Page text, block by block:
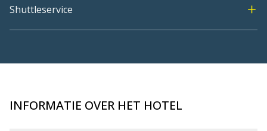
Shuttleservice
INFORMATIE OVER HET HOTEL